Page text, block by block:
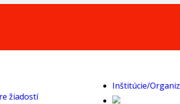
žiadostí
Inštitúcie/